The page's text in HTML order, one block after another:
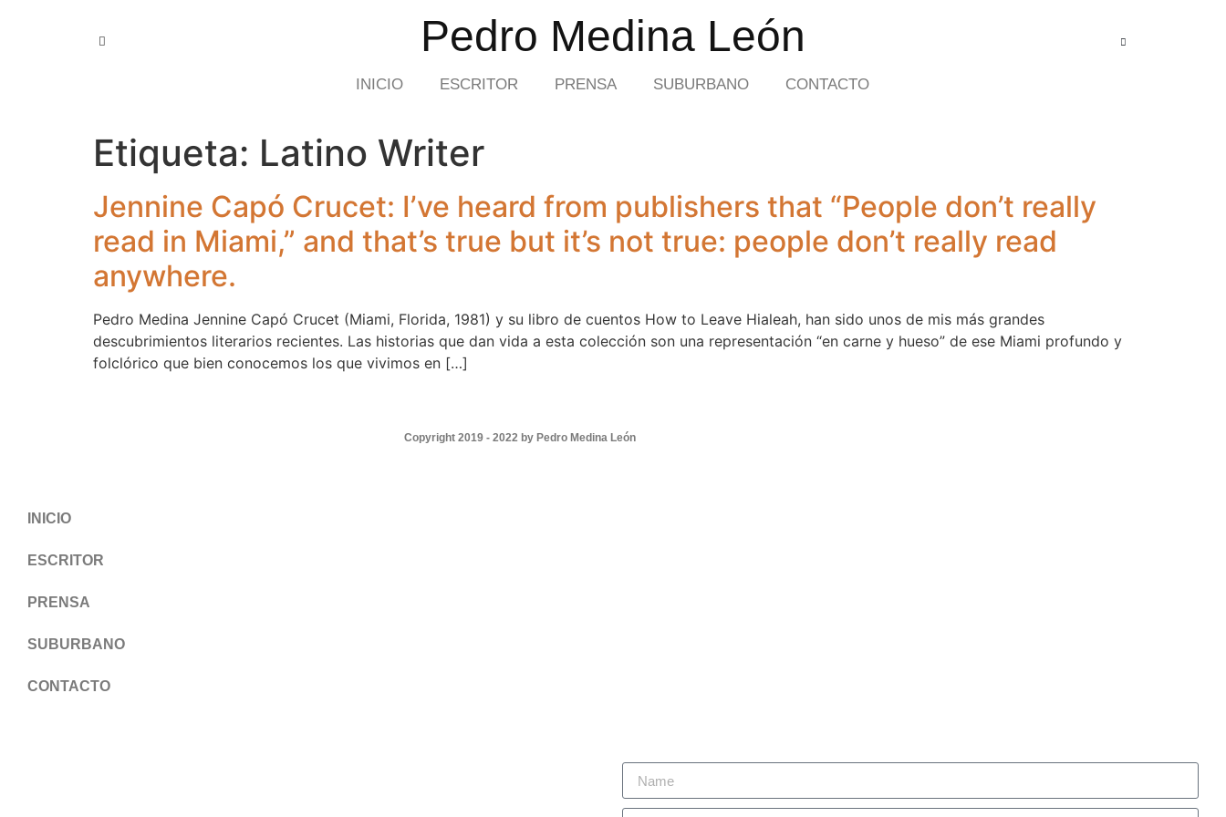
Pedro Medina León
INICIO ESCRITOR PRENSA SUBURBANO CONTACTO
Etiqueta: Latino Writer
Jennine Capó Crucet: I’ve heard from publishers that “People don’t really
read in Miami,” and that’s true but it’s not true: people don’t really read
anywhere.
Pedro Medina Jennine Capó Crucet (Miami, Florida, 1981) y su libro de cuentos How to Leave Hialeah, han sido unos de mis más grandes
descubrimientos literarios recientes. Las historias que dan vida a esta colección son una representación “en carne y hueso” de ese Miami profundo y
folclórico que bien conocemos los que vivimos en […]
Copyright 2019 - 2022 by Pedro Medina León
INICIO
ESCRITOR
PRENSA
SUBURBANO
CONTACTO